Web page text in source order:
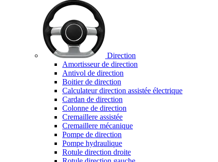
Direction
Amortisseur de direction
Antivol de direction
Boitier de direction
Calculateur direction assistée électrique
Cardan de direction
Colonne de direction
Cremaillere assistée
Cremaillere mécanique
Pompe de direction
Pompe hydraulique
Rotule direction droite